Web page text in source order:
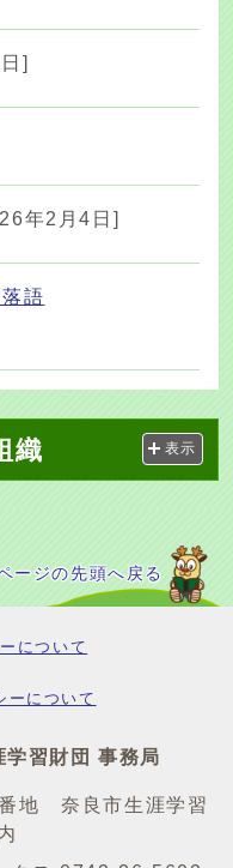
]
年2月4日]
語
織 表示
ージの先頭へ戻る
について
ーについて
習財団 事務局
地 奈良市生涯学習